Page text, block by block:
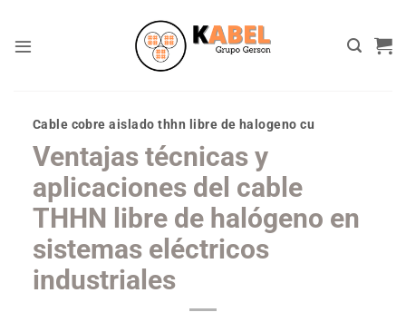
content
Cable cobre aislado thhn libre de halogeno cu
Ventajas técnicas y
aplicaciones del cable
THHN libre de halógeno en
sistemas eléctricos
industriales